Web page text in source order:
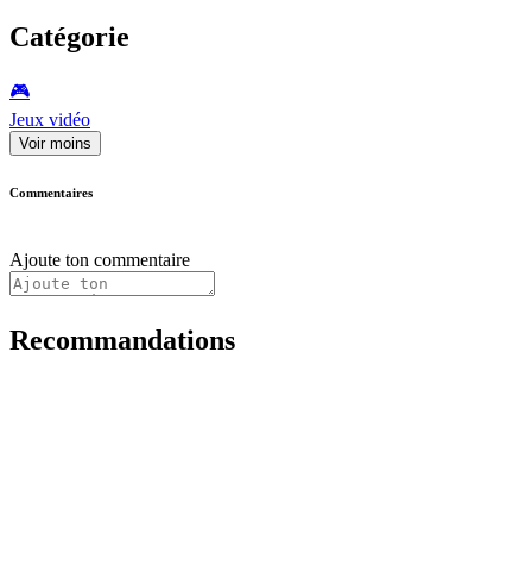
Catégorie
🎮️
Jeux vidéo
Voir moins
Commentaires
Ajoute ton commentaire
Recommandations